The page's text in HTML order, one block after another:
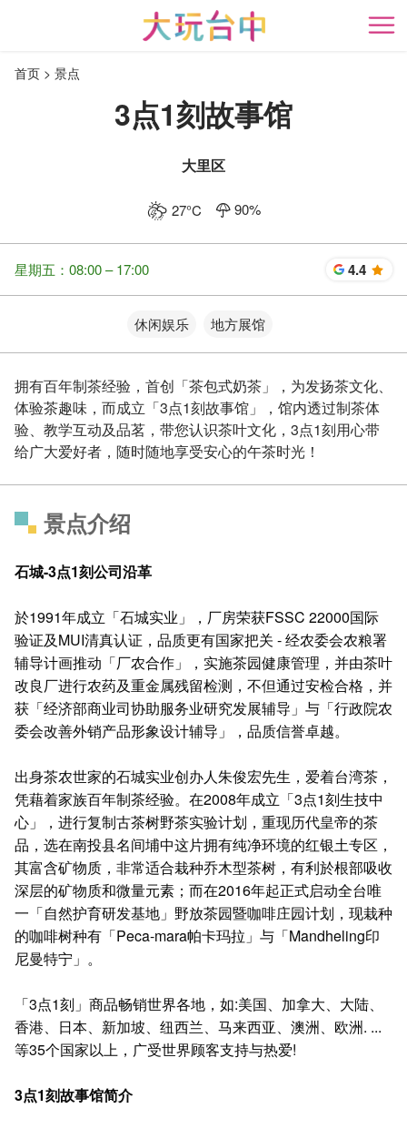
开
首页 景点
3点1刻故事馆
大里区
27°C 90%
星期五：08:00 – 17:00 4.4 星
休闲娱乐 地方展馆
拥有百年制茶经验，首创「茶包式奶茶」，为发扬茶文化、
体验茶趣味，而成立「3点1刻故事馆」，馆内透过制茶体
验、教学互动及品茗，带您认识茶叶文化，3点1刻用心带
给广大爱好者，随时随地享受安心的午茶时光！
景点介绍
石城-3点1刻公司沿革
於1991年成立「石城实业」，厂房荣获FSSC 22000国际
验证及MUI清真认证，品质更有国家把关 - 经农委会农粮署
辅导计画推动「厂农合作」，实施茶园健康管理，并由茶叶
改良厂进行农药及重金属残留检测，不但通过安检合格，并
获「经济部商业司协助服务业研究发展辅导」与「行政院农
委会改善外销产品形象设计辅导」，品质信誉卓越。
出身茶农世家的石城实业创办人朱俊宏先生，爱着台湾茶，
凭藉着家族百年制茶经验。在2008年成立「3点1刻生技中
心」，进行复制古茶树野茶实验计划，重现历代皇帝的茶
品，选在南投县名间埔中这片拥有纯净环境的红银土专区，
其富含矿物质，非常适合栽种乔木型茶树，有利於根部吸收
深层的矿物质和微量元素；而在2016年起正式启动全台唯
一「自然护育研发基地」野放茶园暨咖啡庄园计划，现栽种
的咖啡树种有「Peca-mara帕卡玛拉」与「Mandheling印
尼曼特宁」。
「3点1刻」商品畅销世界各地，如:美国、加拿大、大陆、
香港、日本、新加坡、纽西兰、马来西亚、澳洲、欧洲. ...
等35个国家以上，广受世界顾客支持与热爱!
3点1刻故事馆简介